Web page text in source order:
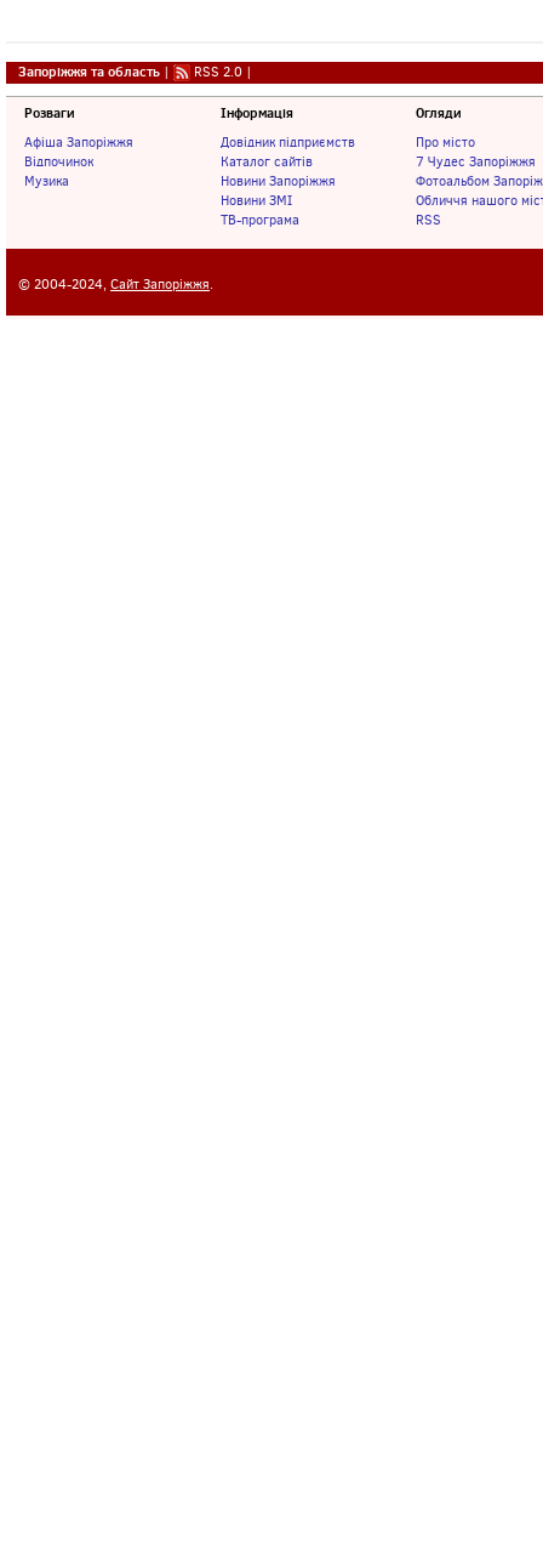
Запоріжжя та область | RSS 2.0 |
Розваги
Афіша Запоріжжя
Відпочинок
Музика
Інформація
Довідник підприємств
Каталог сайтів
Новини Запоріжжя
Новини ЗМІ
ТВ-програма
Огляди
Про місто
7 Чудес Запоріжжя
Фотоальбом
Обличчя нашого
RSS
© 2004-2024, Сайт Запоріжжя.